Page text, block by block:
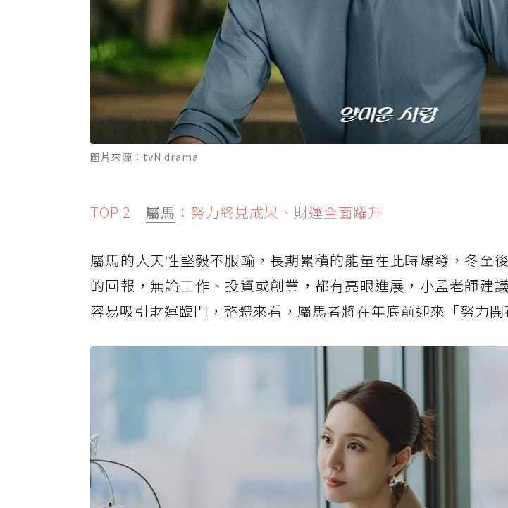
圖片來源：tvN drama
TOP 2 屬馬 ：努力終見成果、財運全面躍升
屬馬的人天性堅毅不服輸，長期累積的能量在此時爆發，冬至
的回報，無論工作、投資或創業，都有亮眼進展，小孟老師建
容易吸引財運臨門，整體來看，屬馬者將在年底前迎來「努力開